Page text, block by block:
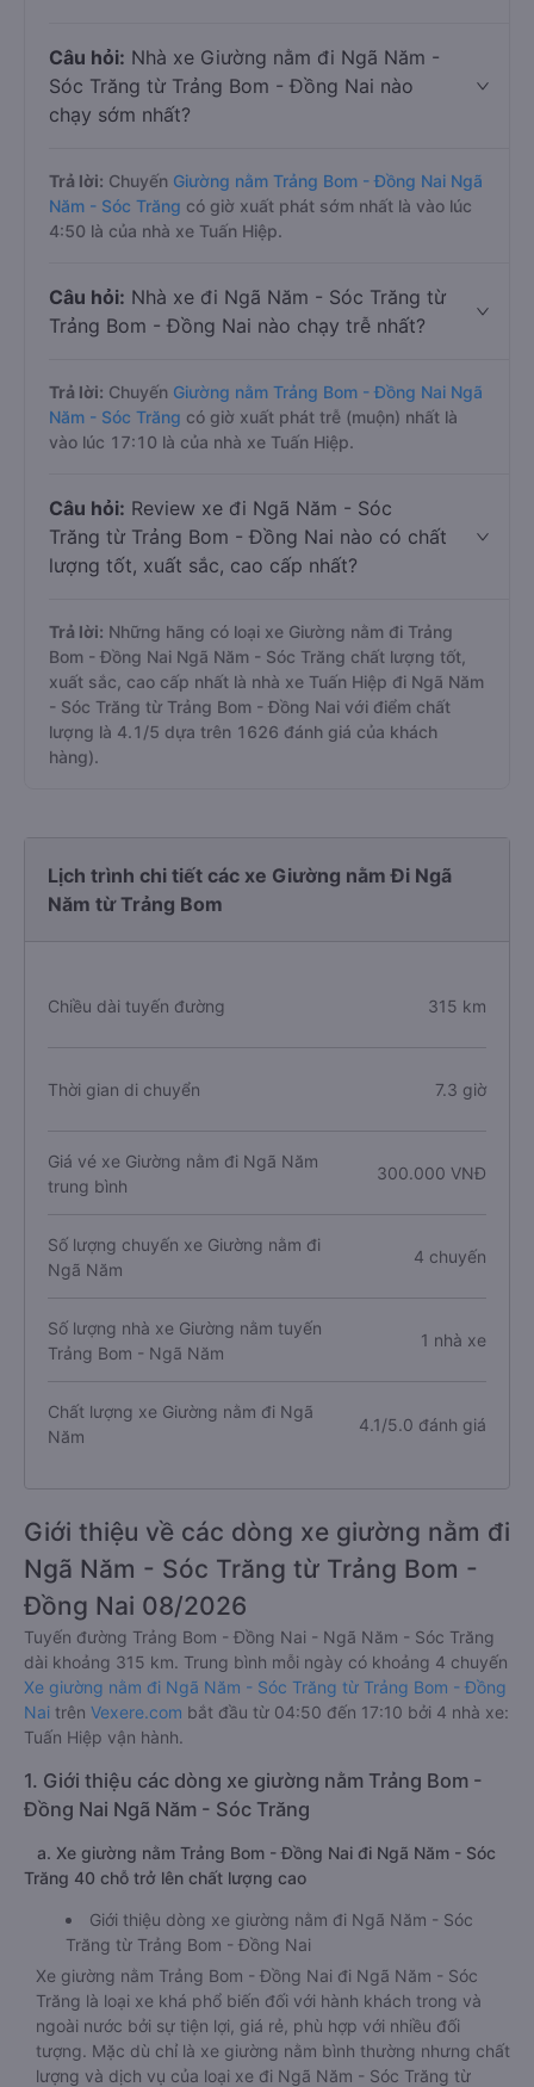
Câu hỏi: Nhà xe Giường nằm đi Ngã Năm -
Sóc Trăng từ Trảng Bom - Đồng Nai nào
chạy sớm nhất?
Trả lời: Chuyến Giường nằm Trảng Bom - Đồng Nai Ngã
Năm - Sóc Trăng có giờ xuất phát sớm nhất là vào lúc
4:50 là của nhà xe Tuấn Hiệp.
Câu hỏi: Nhà xe đi Ngã Năm - Sóc Trăng từ
Trảng Bom - Đồng Nai nào chạy trễ nhất?
Trả lời: Chuyến Giường nằm Trảng Bom - Đồng Nai Ngã
Năm - Sóc Trăng có giờ xuất phát trễ (muộn) nhất là
vào lúc 17:10 là của nhà xe Tuấn Hiệp.
Câu hỏi: Review xe đi Ngã Năm - Sóc
Trăng từ Trảng Bom - Đồng Nai nào có chất
lượng tốt, xuất sắc, cao cấp nhất?
Trả lời: Những hãng có loại xe Giường nằm đi Trảng
Bom - Đồng Nai Ngã Năm - Sóc Trăng chất lượng tốt,
xuất sắc, cao cấp nhất là nhà xe Tuấn Hiệp đi Ngã Năm
- Sóc Trăng từ Trảng Bom - Đồng Nai với điểm chất
lượng là 4.1/5 dựa trên 1626 đánh giá của khách
hàng).
Lịch trình chi tiết các xe Giường nằm Đi Ngã
Năm từ Trảng Bom
Chiều dài tuyến đường 315 km
Thời gian di chuyển 7.3 giờ
Giá vé xe Giường nằm đi Ngã Năm
trung bình
300.000 VNĐ
Số lượng chuyến xe Giường nằm đi
Ngã Năm
4 chuyến
Số lượng nhà xe Giường nằm tuyến
Trảng Bom - Ngã Năm
1 nhà xe
Chất lượng xe Giường nằm đi Ngã
Năm
4.1/5.0 đánh giá
Giới thiệu về các dòng xe giường nằm đi
Ngã Năm - Sóc Trăng từ Trảng Bom -
Đồng Nai 08/2026
Tuyến đường Trảng Bom - Đồng Nai - Ngã Năm - Sóc Trăng
dài khoảng 315 km. Trung bình mỗi ngày có khoảng 4 chuyến
Xe giường nằm đi Ngã Năm - Sóc Trăng từ Trảng Bom - Đồng
Nai trên Vexere.com bắt đầu từ 04:50 đến 17:10 bởi 4 nhà xe:
Tuấn Hiệp vận hành.
1. Giới thiệu các dòng xe giường nằm Trảng Bom -
Đồng Nai Ngã Năm - Sóc Trăng
a. Xe giường nằm Trảng Bom - Đồng Nai đi Ngã Năm - Sóc
Trăng 40 chỗ trở lên chất lượng cao
Giới thiệu dòng xe giường nằm đi Ngã Năm - Sóc
Trăng từ Trảng Bom - Đồng Nai
Xe giường nằm Trảng Bom - Đồng Nai đi Ngã Năm - Sóc
Trăng là loại xe khá phổ biến đối với hành khách trong và
ngoài nước bởi sự tiện lợi, giá rẻ, phù hợp với nhiều đối
tượng. Mặc dù chỉ là xe giường nằm bình thường nhưng chất
lượng và dịch vụ của loại xe đi Ngã Năm - Sóc Trăng từ